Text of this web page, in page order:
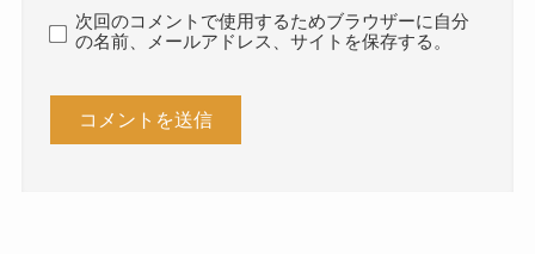
次回のコメントで使用するためブラウザーに自分
の名前、メールアドレス、サイトを保存する。